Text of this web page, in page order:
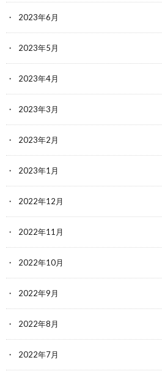
2023年6月
2023年5月
2023年4月
2023年3月
2023年2月
2023年1月
2022年12月
2022年11月
2022年10月
2022年9月
2022年8月
2022年7月